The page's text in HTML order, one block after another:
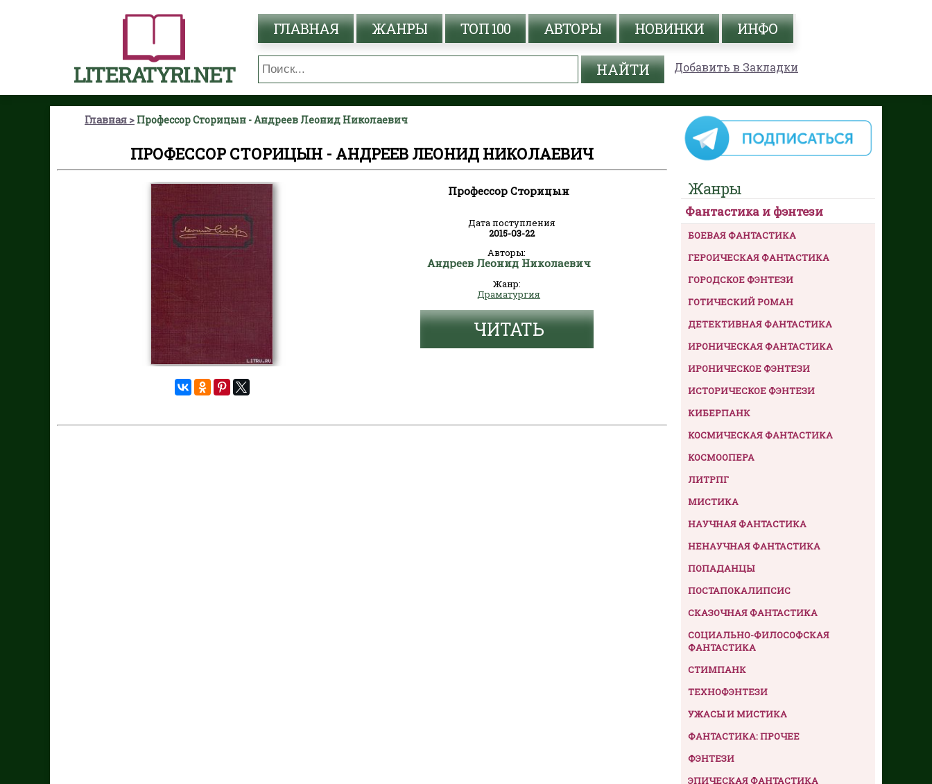
LITERATYRI.NET
ГЛАВНАЯ ЖАНРЫ ТОП 100 АВТОРЫ НОВИНКИ ИНФО
Добавить в Закладки
Главная Профессор Сторицын - Андреев Леонид Николаевич
ПРОФЕССОР СТОРИЦЫН - АНДРЕЕВ ЛЕОНИД НИКОЛАЕВИЧ
Профессор Сторицын
Дата поступления
2015-03-22
Авторы:
Андреев Леонид Николаевич
Жанр:
Драматургия
ЧИТАТЬ
Жанры
Фантастика и фэнтези
БОЕВАЯ ФАНТАСТИКА
ГЕРОИЧЕСКАЯ ФАНТАСТИКА
ГОРОДСКОЕ ФЭНТЕЗИ
ГОТИЧЕСКИЙ РОМАН
ДЕТЕКТИВНАЯ ФАНТАСТИКА
ИРОНИЧЕСКАЯ ФАНТАСТИКА
ИРОНИЧЕСКОЕ ФЭНТЕЗИ
ИСТОРИЧЕСКОЕ ФЭНТЕЗИ
КИБЕРПАНК
КОСМИЧЕСКАЯ ФАНТАСТИКА
КОСМООПЕРА
ЛИТРПГ
МИСТИКА
НАУЧНАЯ ФАНТАСТИКА
НЕНАУЧНАЯ ФАНТАСТИКА
ПОПАДАНЦЫ
ПОСТАПОКАЛИПСИС
СКАЗОЧНАЯ ФАНТАСТИКА
СОЦИАЛЬНО-ФИЛОСОФСКАЯ
ФАНТАСТИКА
СТИМПАНК
ТЕХНОФЭНТЕЗИ
УЖАСЫ И МИСТИКА
ФАНТАСТИКА: ПРОЧЕЕ
ФЭНТЕЗИ
ЭПИЧЕСКАЯ ФАНТАСТИКА